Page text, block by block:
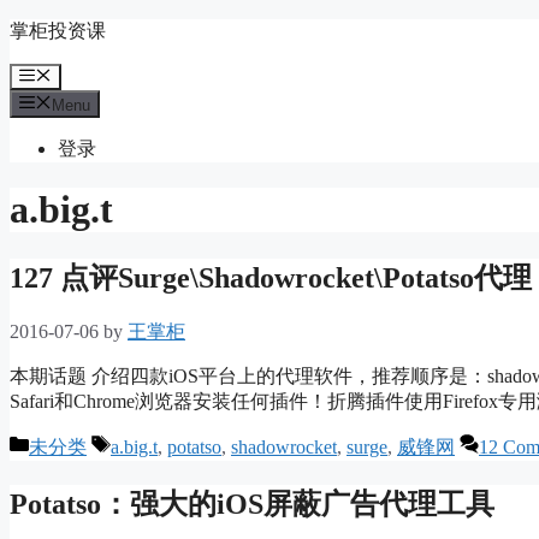
Skip
content
掌柜投资课
Menu
Menu
登录
a.big.t
127 点评Surge\Shadowrocket\Potatso代理
2016-07-06 by 王掌柜
本期话题 介绍四款iOS平台上的代理软件，推荐顺序是：
Safari和Chrome浏览器安装任何插件！折腾插件使用Firefox专
Categories
未分类 Tags
a.big.t, potatso, shadowrocket, surge, 威锋网 12
Potatso：强大的iOS屏蔽广告代理工具